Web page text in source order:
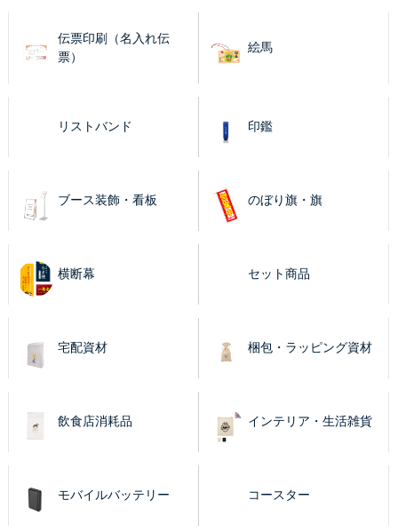
伝票印刷（名入れ伝
票）
絵馬
リストバンド 印鑑
ブース装飾・看板 のぼり旗・旗
横断幕 セット商品
宅配資材 梱包・ラッピング資材
飲食店消耗品 インテリア・生活雑貨
モバイルバッテリー コースター